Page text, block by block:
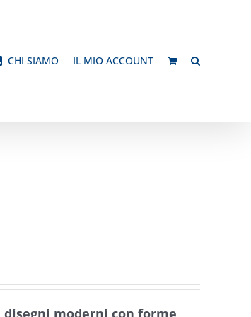
CHI SIAMO IL MIO ACCOUNT
disegni moderni con forme